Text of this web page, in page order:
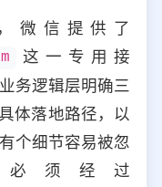
微信提供了
这一专用接
务逻辑层明确三
体落地路径，以
个细节容易被忽
须经过